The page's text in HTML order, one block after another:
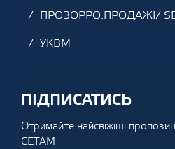
ПРОЗОРРО.ПРОДАЖІ/
УКВМ
ПІДПИСАТИСЬ
Отримайте найсвіжіші
СЕТАМ